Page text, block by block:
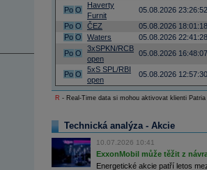
Po O
Haverty
Furnit
05.08.2026 23:26:52
Po O ČEZ
05.08.2026 18:01:18
Po O Waters
05.08.2026 22:41:28
Po O
3xSPKN/RCB
open
05.08.2026 16:48:07
Po O
5xS SPL/RBI
open
05.08.2026 12:57:30
R - Real-Time data si mohou aktivovat klienti
Technická analýza - Akcie
10.07.2026 10:41
ExxonMobil může těžit z
Energetické akcie patří letos